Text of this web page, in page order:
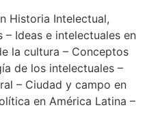
Historia Intelectual,
Ideas e intelectuales en
la cultura – Conceptos
de los intelectuales –
– Ciudad y campo en
en América Latina –